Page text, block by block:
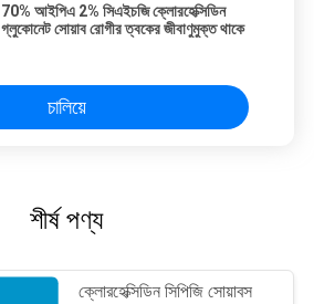
70% আইপিএ 2% সিএইচজি ক্লোরহেক্সিডিন
গ্লুকোনেট সোয়াব রোগীর ত্বকের জীবাণুমুক্ত থাকে
চালিয়ে
শীর্ষ পণ্য
ক্লোরহেক্সিডিন সিপিজি সোয়াবস